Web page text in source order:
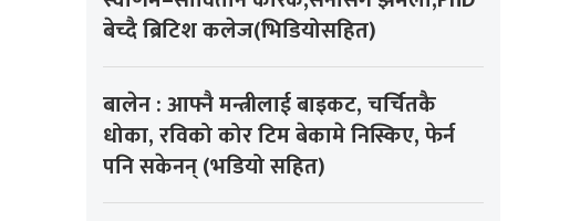
बेच्दै ब्रिटिश कलेज(भिडियोसहित)
बालेन : आफ्नै मन्त्रीलाई बाइकट, चर्चितकै
धोका, रविको कोर टिम बेकामे निस्किए, फेर्न
पनि सकेनन् (भडियो सहित)